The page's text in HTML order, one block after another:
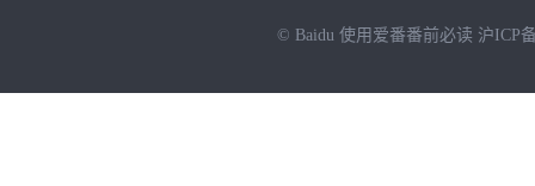
© Baidu 使用爱番番前必读 沪ICP